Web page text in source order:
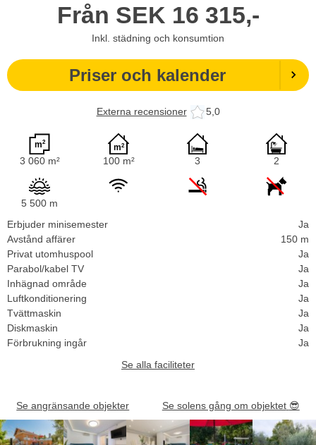
Från SEK 16 315,-
Inkl. städning och konsumtion
Priser och kalender
Externa recensioner 5,0
3 060 m² 100 m² 3 2
5 500 m
Erbjuder minisemester
Ja
Avstånd affärer
150 m
Privat utomhuspool
Ja
Parabol/kabel TV
Ja
Inhägnad område
Ja
Luftkonditionering
Ja
Tvättmaskin
Ja
Diskmaskin
Ja
Förbrukning ingår
Ja
Se alla faciliteter
Se angränsande objekter Se solens gång om objektet 😎